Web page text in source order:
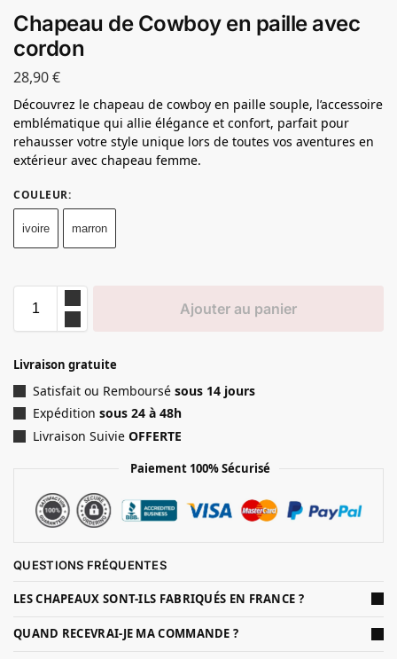
Chapeau de Cowboy en paille avec
cordon
28,90€
Découvrez le chapeau de cowboy en paille souple, l’accessoire
emblématique qui allie élégance et confort, parfait pour
rehausser votre style unique lors de toutes vos aventures en
extérieur avec chapeau femme.
COULEUR:
ivoire marron
Ajouter au panier
Livraison gratuite
Satisfait ou Remboursé sous 14 jours
Expédition sous 24 à 48h
Livraison Suivie OFFERTE
Paiement 100% Sécurisé
QUESTIONS FRÉQUENTES
LES CHAPEAUX SONT-ILS FABRIQUÉS EN FRANCE ?
QUAND RECEVRAI-JE MA COMMANDE ?